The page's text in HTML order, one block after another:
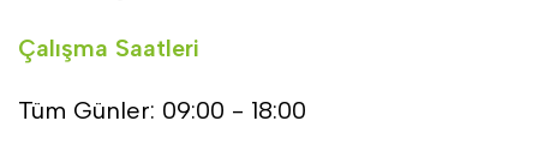
Çalışma Saatleri
Tüm Günler: 09:00 - 18:00